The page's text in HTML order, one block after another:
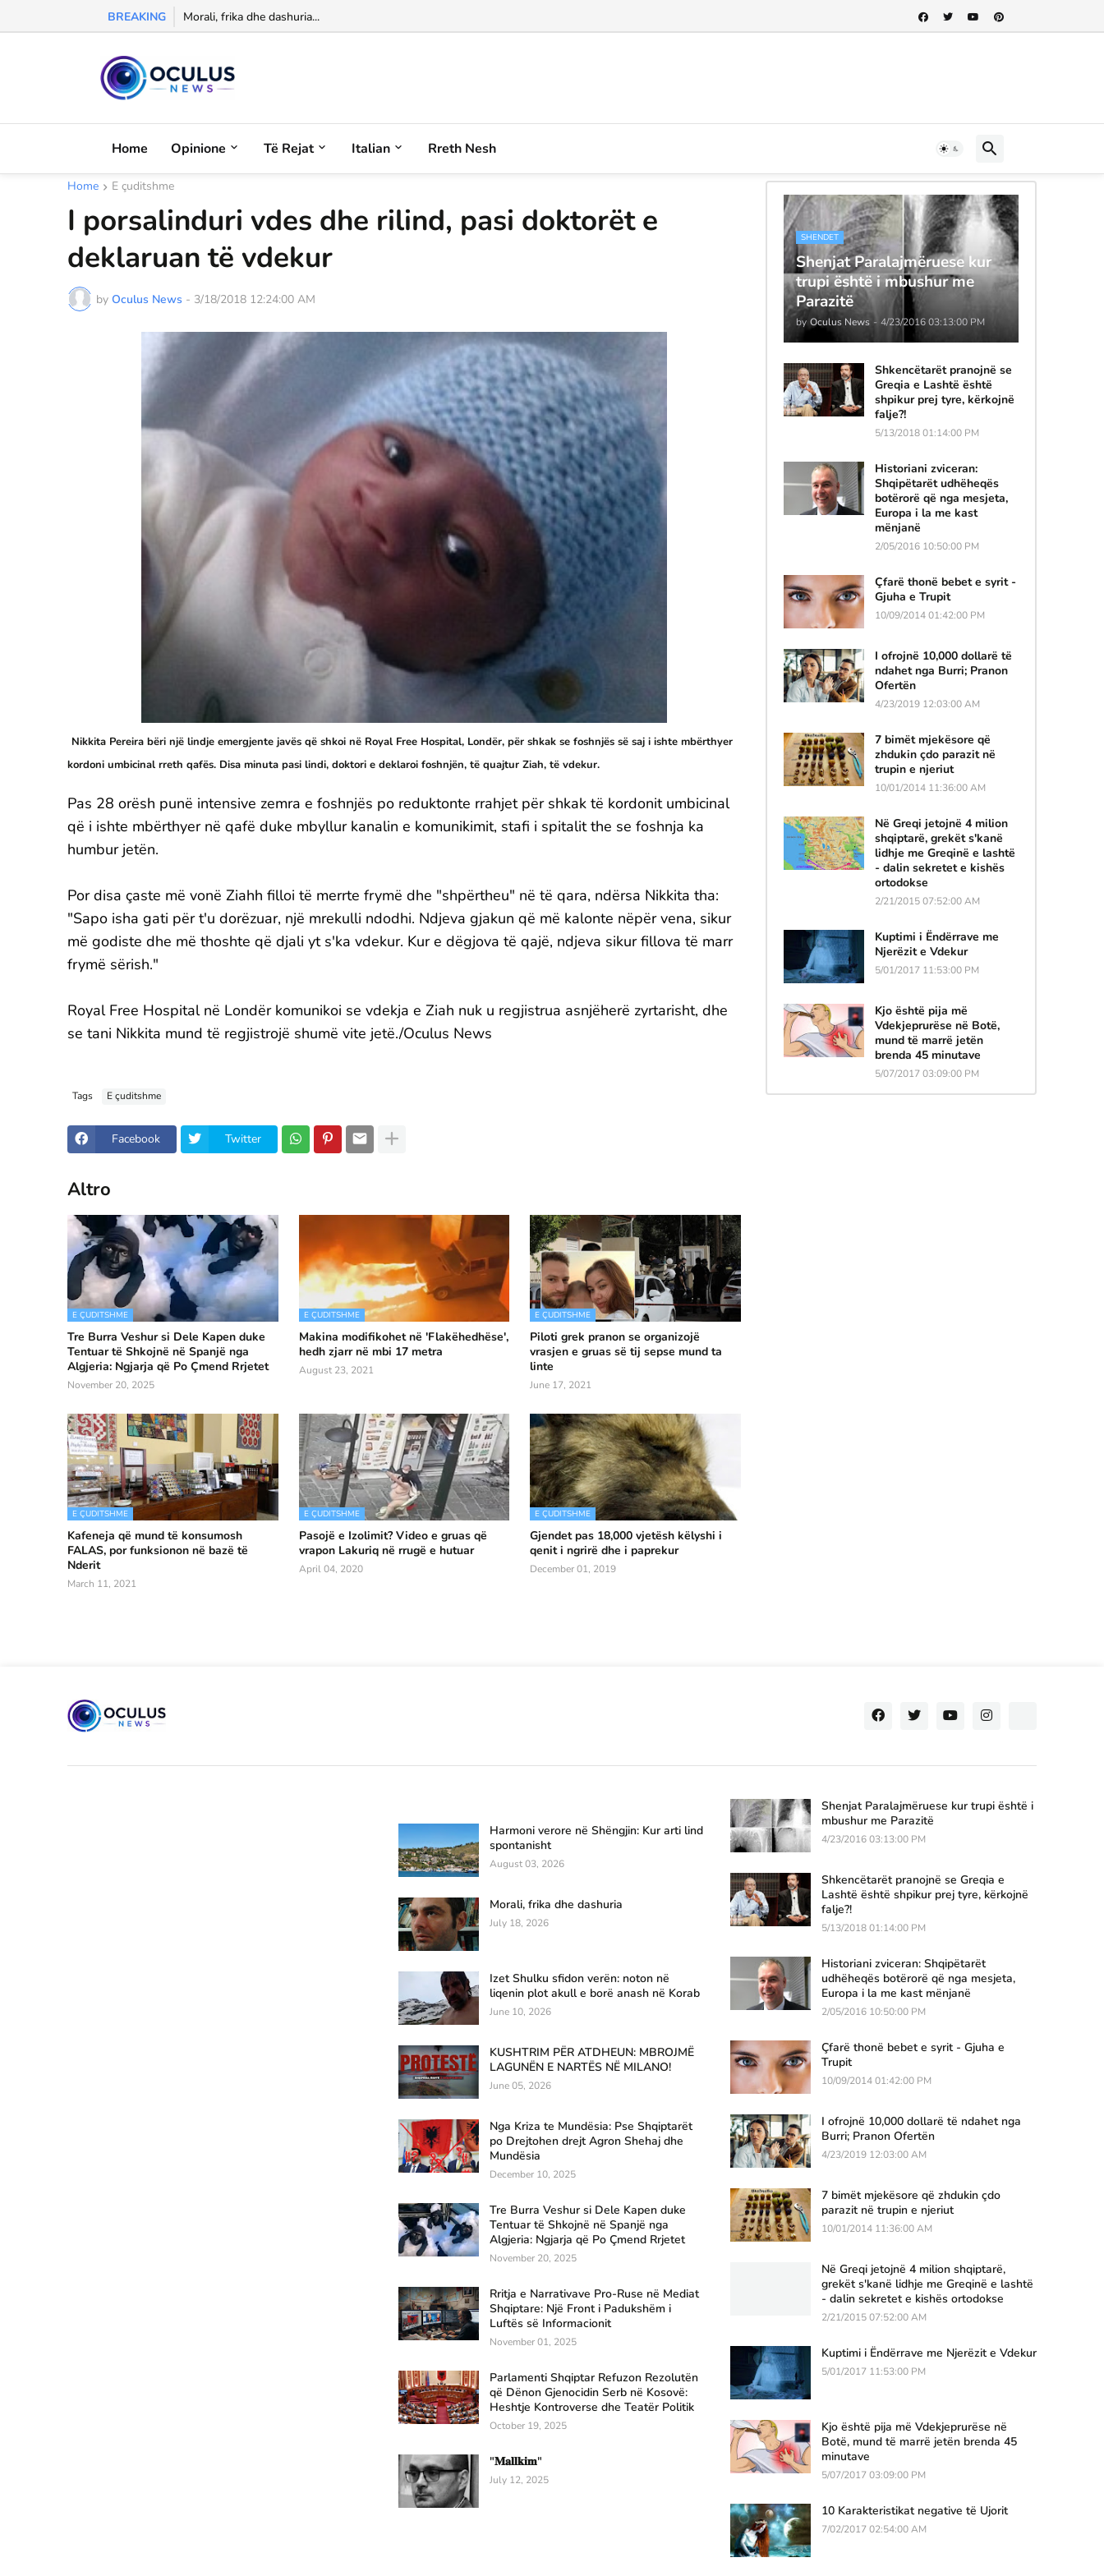
BREAKING Morali, frika dhe dashuria...
Izet Shulku sfidon verën: noton në liqenin plot akull e borë anash në Korab...
Home Opinione Të Rejat Italian Rreth Nesh
Home E çuditshme
I porsalinduri vdes dhe rilind, pasi doktorët e
deklaruan të vdekur
by Oculus News - 3/18/2018 12:24:00 AM
Nikkita Pereira bëri një lindje emergjente javës që shkoi në Royal Free Hospital, Londër, për shkak se foshnjës së saj i ishte mbërthyer
kordoni umbicinal rreth qafës. Disa minuta pasi lindi, doktori e deklaroi foshnjën, të quajtur Ziah, të vdekur.
Pas 28 orësh punë intensive zemra e foshnjës po reduktonte rrahjet për shkak të kordonit umbicinal
që i ishte mbërthyer në qafë duke mbyllur kanalin e komunikimit, stafi i spitalit the se foshnja ka
humbur jetën.
Por disa çaste më vonë Ziahh filloi të merrte frymë dhe "shpërtheu" në të qara, ndërsa Nikkita tha:
"Sapo isha gati për t'u dorëzuar, një mrekulli ndodhi. Ndjeva gjakun që më kalonte nëpër vena, sikur
më godiste dhe më thoshte që djali yt s'ka vdekur. Kur e dëgjova të qajë, ndjeva sikur fillova të marr
frymë sërish."
Royal Free Hospital në Londër komunikoi se vdekja e Ziah nuk u regjistrua asnjëherë zyrtarisht, dhe
se tani Nikkita mund të regjistrojë shumë vite jetë./Oculus News
Tags E çuditshme
Facebook Twitter
Altro
E ÇUDITSHME
Tre Burra Veshur si Dele Kapen duke
Tentuar të Shkojnë në Spanjë nga
Algjeria: Ngjarja që Po Çmend Rrjetet
November 20, 2025
E ÇUDITSHME
Makina modifikohet në 'Flakëhedhëse',
hedh zjarr në mbi 17 metra
August 23, 2021
E ÇUDITSHME
Piloti grek pranon se organizojë
vrasjen e gruas së tij sepse mund ta
linte
June 17, 2021
E ÇUDITSHME
Kafeneja që mund të konsumosh
FALAS, por funksionon në bazë të
Nderit
March 11, 2021
E ÇUDITSHME
Pasojë e Izolimit? Video e gruas që
vrapon Lakuriq në rrugë e hutuar
April 04, 2020
E ÇUDITSHME
Gjendet pas 18,000 vjetësh këlyshi i
qenit i ngrirë dhe i paprekur
December 01, 2019
SHENDET
Shenjat Paralajmëruese kur
trupi është i mbushur me
Parazitë
by Oculus News - 4/23/2016 03:13:00 PM
Shkencëtarët pranojnë se
Greqia e Lashtë është
shpikur prej tyre, kërkojnë
falje?!
5/13/2018 01:14:00 PM
Historiani zviceran:
Shqipëtarët udhëheqës
botërorë që nga mesjeta,
Europa i la me kast
mënjanë
2/05/2016 10:50:00 PM
Çfarë thonë bebet e syrit -
Gjuha e Trupit
10/09/2014 01:42:00 PM
I ofrojnë 10,000 dollarë të
ndahet nga Burri; Pranon
Ofertën
4/23/2019 12:03:00 AM
7 bimët mjekësore që
zhdukin çdo parazit në
trupin e njeriut
10/01/2014 11:36:00 AM
Në Greqi jetojnë 4 milion
shqiptarë, grekët s'kanë
lidhje me Greqinë e lashtë
- dalin sekretet e kishës
ortodokse
2/21/2015 07:52:00 AM
Kuptimi i Ëndërrave me
Njerëzit e Vdekur
5/01/2017 11:53:00 PM
Kjo është pija më
Vdekjeprurëse në Botë,
mund të marrë jetën
brenda 45 minutave
5/07/2017 03:09:00 PM
Harmoni verore në Shëngjin: Kur arti lind
spontanisht
August 03, 2026
Morali, frika dhe dashuria
July 18, 2026
Izet Shulku sfidon verën: noton në
liqenin plot akull e borë anash në Korab
June 10, 2026
KUSHTRIM PËR ATDHEUN: MBROJMË
LAGUNËN E NARTËS NË MILANO!
June 05, 2026
Nga Kriza te Mundësia: Pse Shqiptarët
po Drejtohen drejt Agron Shehaj dhe
Mundësia
December 10, 2025
Tre Burra Veshur si Dele Kapen duke
Tentuar të Shkojnë në Spanjë nga
Algjeria: Ngjarja që Po Çmend Rrjetet
November 20, 2025
Rritja e Narrativave Pro-Ruse në Mediat
Shqiptare: Një Front i Padukshëm i
Luftës së Informacionit
November 01, 2025
Parlamenti Shqiptar Refuzon Rezolutën
që Dënon Gjenocidin Serb në Kosovë:
Heshtje Kontroverse dhe Teatër Politik
October 19, 2025
"𝐌𝐚𝐥𝐥𝐤𝐢𝐦"
July 12, 2025
Shenjat Paralajmëruese kur trupi është i
mbushur me Parazitë
4/23/2016 03:13:00 PM
Shkencëtarët pranojnë se Greqia e
Lashtë është shpikur prej tyre, kërkojnë
falje?!
5/13/2018 01:14:00 PM
Historiani zviceran: Shqipëtarët
udhëheqës botërorë që nga mesjeta,
Europa i la me kast mënjanë
2/05/2016 10:50:00 PM
Çfarë thonë bebet e syrit - Gjuha e
Trupit
10/09/2014 01:42:00 PM
I ofrojnë 10,000 dollarë të ndahet nga
Burri; Pranon Ofertën
4/23/2019 12:03:00 AM
7 bimët mjekësore që zhdukin çdo
parazit në trupin e njeriut
10/01/2014 11:36:00 AM
Në Greqi jetojnë 4 milion shqiptarë,
grekët s'kanë lidhje me Greqinë e lashtë
- dalin sekretet e kishës ortodokse
2/21/2015 07:52:00 AM
Kuptimi i Ëndërrave me Njerëzit e Vdekur
5/01/2017 11:53:00 PM
Kjo është pija më Vdekjeprurëse në
Botë, mund të marrë jetën brenda 45
minutave
5/07/2017 03:09:00 PM
10 Karakteristikat negative të Ujorit
7/02/2017 02:54:00 AM